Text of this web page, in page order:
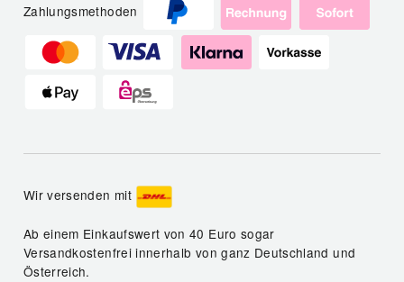
Zahlungsmethoden
Wir versenden mit
Ab einem Einkaufswert von 40 Euro sogar
Versandkostenfrei innerhalb von ganz Deutschland und
Österreich.